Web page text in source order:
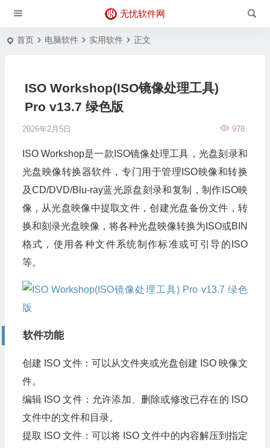
无忧软件网
首页 电脑软件 实用软件 正文
ISO Workshop(ISO镜像处理工具)
Pro v13.7 绿色版
2026年2月5日 978
ISO Workshop是一款ISO镜像处理工具，光盘刻录和
光盘映像转换器软件，专门用于管理ISO映像和转换
及CD/DVD/Blu-ray蓝光原盘刻录和复制，制作ISO映
像，从光盘映像中提取文件，创建光盘备份文件，转
换和刻录光盘映像，将各种光盘映像转换为ISO或BIN
格式，使用各种文件系统制作标准或可引导的ISO
等。
软件功能
创建 ISO 文件：可以从文件夹或光盘创建 ISO 映像文
件。
编辑 ISO 文件：允许添加、删除或修改已存在的 ISO
文件中的文件和目录。
提取 ISO 文件：可以将 ISO 文件中的内容解压到指定